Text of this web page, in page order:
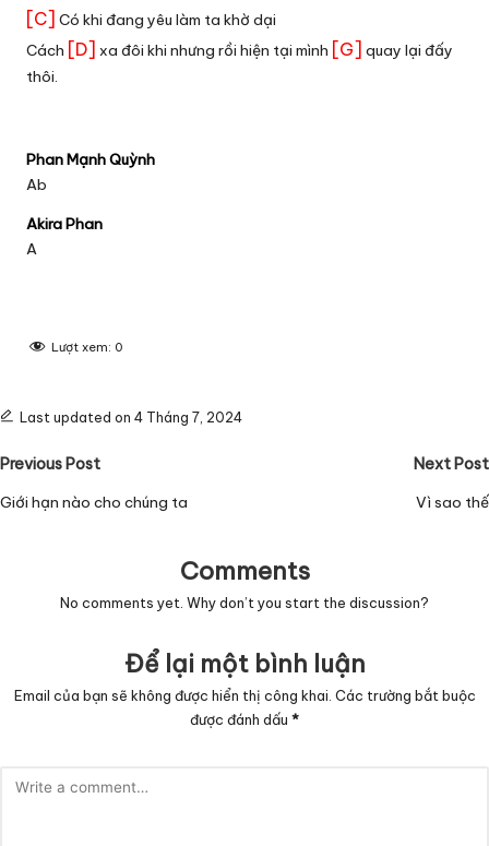
[C] Có khi đang yêu làm ta khờ dại
Cách [D] xa đôi khi nhưng rồi hiện tại mình [G] quay lại đấy
thôi.
Phan Mạnh Quỳnh
Ab
Akira Phan
A
Lượt xem: 0
Last updated on 4 Tháng 7, 2024
Post
navigation
Previous Post
Giới hạn nào cho chúng ta
Next Post
Vì sao thế
Comments
No comments yet. Why don’t you start the discussion?
Để lại một bình luận
Email của bạn sẽ không được hiển thị công khai. Các trường bắt buộc
được đánh dấu *